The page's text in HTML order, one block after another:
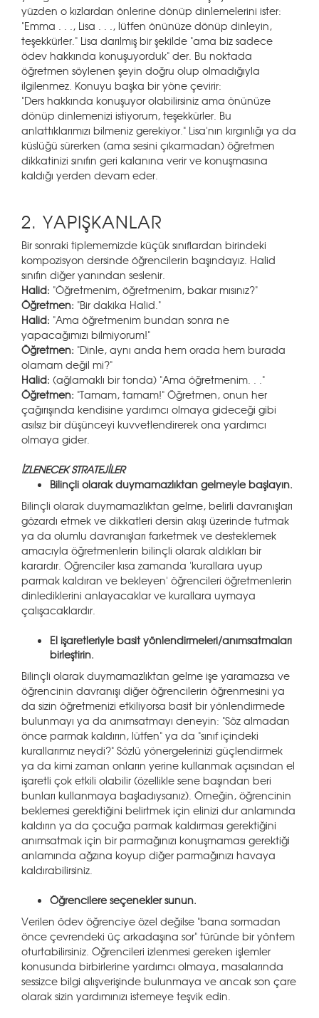
yüzden o kızlardan önlerine dönüp dinlemelerini ister:
"Emma . . ., Lisa . . ., lütfen önünüze dönüp dinleyin,
teşekkürler." Lisa darılmış bir şekilde "ama biz sadece
ödev hakkında konuşuyorduk" der. Bu noktada
öğretmen söylenen şeyin doğru olup olmadığıyla
ilgilenmez. Konuyu başka bir yöne çevirir:
"Ders hakkında konuşuyor olabilirsiniz ama önünüze
dönüp dinlemenizi istiyorum, teşekkürler. Bu
anlattıklarımızı bilmeniz gerekiyor." Lisa'nın kırgınlığı ya da
küslüğü sürerken (ama sesini çıkarmadan) öğretmen
dikkatinizi sınıfın geri kalanına verir ve konuşmasına
kaldığı yerden devam eder.
2. YAPIŞKANLAR
Bir sonraki tiplememizde küçük sınıflardan birindeki
kompozisyon dersinde öğrencilerin başındayız. Halid
sınıfın diğer yanından seslenir.
Halid: "Öğretmenim, öğretmenim, bakar mısınız?"
Öğretmen: "Bir dakika Halid."
Halid: "Ama öğretmenim bundan sonra ne
yapacağımızı bilmiyorum!"
Öğretmen: "Dinle, aynı anda hem orada hem burada
olamam değil mi?"
Halid: (ağlamaklı bir tonda) "Ama öğretmenim. . ."
Öğretmen: "Tamam, tamam!" Öğretmen, onun her
çağırışında kendisine yardımcı olmaya gideceği gibi
asılsız bir düşünceyi kuvvetlendirerek ona yardımcı
olmaya gider.
İZLENECEK STRATEJİLER
Bilinçli olarak duymamazlıktan gelmeyle başlayın.
Bilinçli olarak duymamazlıktan gelme, belirli davranışları
gözardı etmek ve dikkatleri dersin akışı üzerinde tutmak
ya da olumlu davranışları farketmek ve desteklemek
amacıyla öğretmenlerin bilinçli olarak aldıkları bir
karardır. Öğrenciler kısa zamanda 'kurallara uyup
parmak kaldıran ve bekleyen' öğrencileri öğretmenlerin
dinlediklerini anlayacaklar ve kurallara uymaya
çalışacaklardır.
El işaretleriyle basit yönlendirmeleri/anımsatmaları
birleştirin.
Bilinçli olarak duymamazlıktan gelme işe yaramazsa ve
öğrencinin davranışı diğer öğrencilerin öğrenmesini ya
da sizin öğretmenizi etkiliyorsa basit bir yönlendirmede
bulunmayı ya da anımsatmayı deneyin: "Söz almadan
önce parmak kaldırın, lütfen" ya da "sınıf içindeki
kurallarımız neydi?" Sözlü yönergelerinizi güçlendirmek
ya da kimi zaman onların yerine kullanmak açısından el
işaretli çok etkili olabilir (özellikle sene başından beri
bunları kullanmaya başladıysanız). Örneğin, öğrencinin
beklemesi gerektiğini belirtmek için elinizi dur anlamında
kaldırın ya da çocuğa parmak kaldırması gerektiğini
anımsatmak için bir parmağınızı konuşmaması gerektiği
anlamında ağzına koyup diğer parmağınızı havaya
kaldırabilirsiniz.
Öğrencilere seçenekler sunun.
Verilen ödev öğrenciye özel değilse "bana sormadan
önce çevrendeki üç arkadaşına sor" türünde bir yöntem
oturtabilirsiniz. Öğrencileri izlenmesi gereken işlemler
konusunda birbirlerine yardımcı olmaya, masalarında
sessizce bilgi alışverişinde bulunmaya ve ancak son çare
olarak sizin yardımınızı istemeye teşvik edin.